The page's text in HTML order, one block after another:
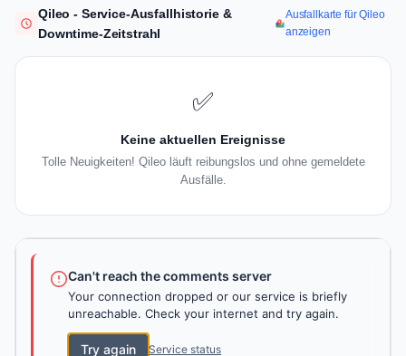
Qileo - Service-Ausfallhistorie &
Downtime-Zeitstrahl
Ausfallkarte für Qileo
anzeigen
✅
Keine aktuellen Ereignisse
Tolle Neuigkeiten! Qileo läuft reibungslos und ohne gemeldete
Ausfälle.
Can't reach the comments server
Your connection dropped or our service is briefly
unreachable. Check your internet and try again.
Try again Service status